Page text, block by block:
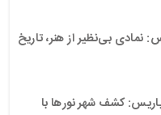
نمادی بی‌نظیر از هنر، تاریخ
کشف شهر نورها با